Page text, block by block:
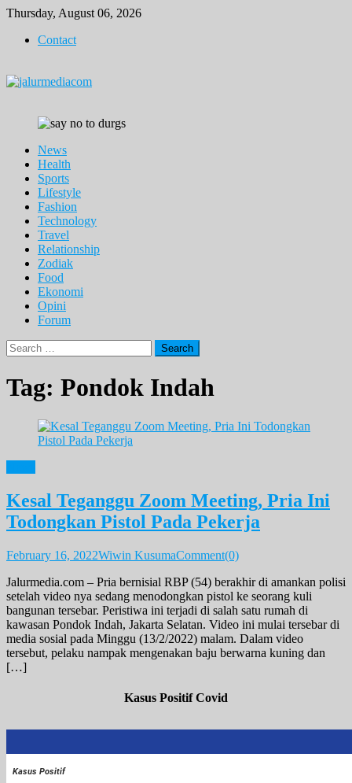
Skip
content
Thursday, August 06, 2026
Contact
News
Health
Sports
Lifestyle
Fashion
Technology
Travel
Relationship
Zodiak
Food
Ekonomi
Opini
Forum
Search
for:
Tag: Pondok Indah
Kesal Teganggu Zoom Meeting, Pria Ini
Todongkan Pistol Pada Pekerja
February 16, 2022Wiwin KusumaComment(0)
Jalurmedia.com – Pria bernisial RBP (54) berakhir di amankan polisi
setelah video nya sedang menodongkan pistol ke seorang kuli
bangunan tersebar. Peristiwa ini terjadi di salah satu rumah di
kawasan Pondok Indah, Jakarta Selatan. Video ini mulai tersebar di
media sosial pada Minggu (13/2/2022) malam. Dalam video
tersebut, pelaku nampak mengenakan baju berwarna kuning dan
[…]
Kasus Positif Covid